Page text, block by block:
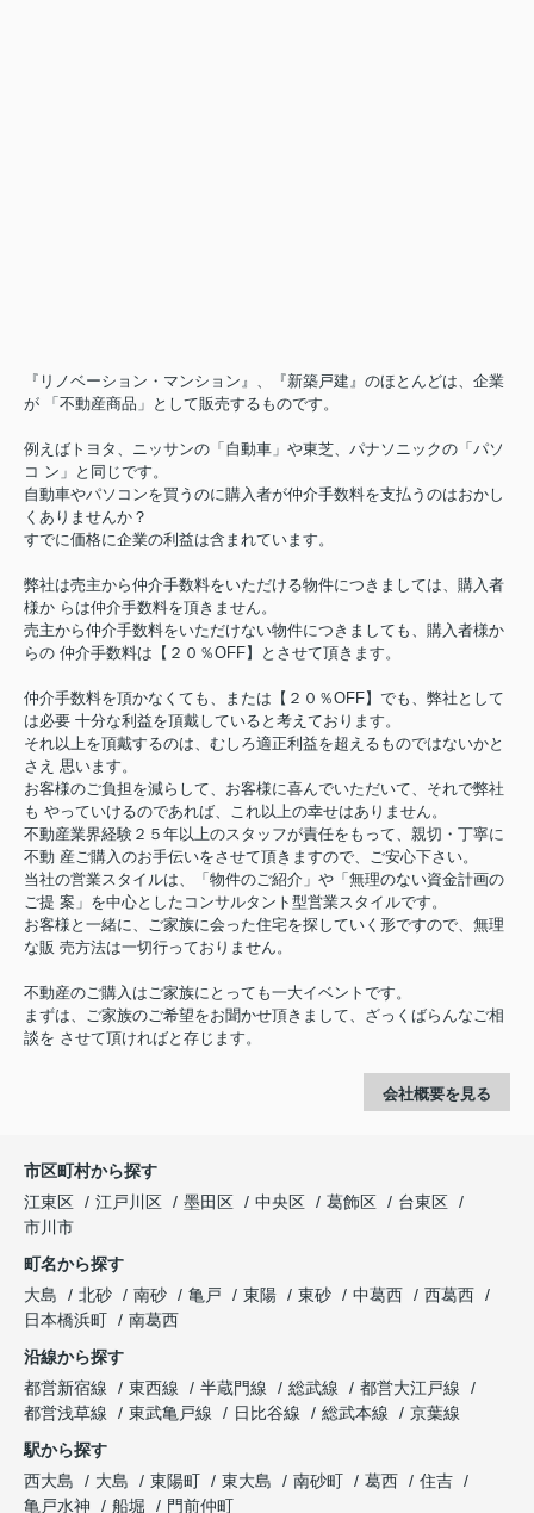
『リノベーション・マンション』、『新築戸建』のほとんどは、企業
が 「不動産商品」として販売するものです。
例えばトヨタ、ニッサンの「自動車」や東芝、パナソニックの「パソ
コ ン」と同じです。
自動車やパソコンを買うのに購入者が仲介手数料を支払うのはおかし
くありませんか？
すでに価格に企業の利益は含まれています。
弊社は売主から仲介手数料をいただける物件につきましては、購入者
様か らは仲介手数料を頂きません。
売主から仲介手数料をいただけない物件につきましても、購入者様か
らの 仲介手数料は【２０％OFF】とさせて頂きます。
仲介手数料を頂かなくても、または【２０％OFF】でも、弊社として
は必要 十分な利益を頂戴していると考えております。
それ以上を頂戴するのは、むしろ適正利益を超えるものではないかと
さえ 思います。
お客様のご負担を減らして、お客様に喜んでいただいて、それで弊社
も やっていけるのであれば、これ以上の幸せはありません。
不動産業界経験２５年以上のスタッフが責任をもって、親切・丁寧に
不動 産ご購入のお手伝いをさせて頂きますので、ご安心下さい。
当社の営業スタイルは、「物件のご紹介」や「無理のない資金計画の
ご提 案」を中心としたコンサルタント型営業スタイルです。
お客様と一緒に、ご家族に会った住宅を探していく形ですので、無理
な販 売方法は一切行っておりません。
不動産のご購入はご家族にとっても一大イベントです。
まずは、ご家族のご希望をお聞かせ頂きまして、ざっくばらんなご相
談を させて頂ければと存じます。
会社概要を見る
市区町村から探す
江東区
江戸川区 墨田区 中央区 葛飾区
台東区
市川市
町名から探す
大島
北砂 南砂 亀戸 東陽 東砂 中葛西
西葛西
日本橋浜町
南葛西
沿線から探す
都営新宿線
東西線 半蔵門線 総武線
都営大江戸線
都営浅草線
東武亀戸線 日比谷線 総武本線
京葉線
駅から探す
西大島
大島 東陽町 東大島 南砂町 葛西
住吉
亀戸水神
船堀 門前仲町